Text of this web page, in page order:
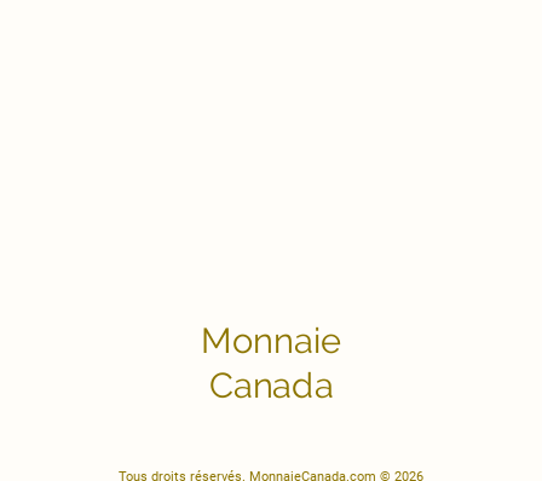
Monnaie
Canada
Tous droits réservés. MonnaieCanada.com © 2026